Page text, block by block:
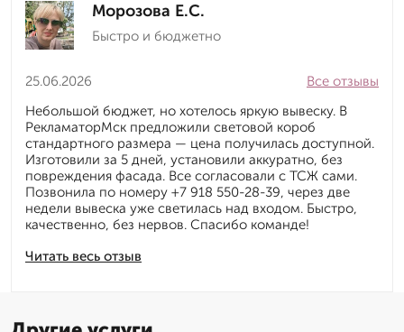
Морозова Е.С.
Быстро и бюджетно
25.06.2026
Читать весь отзыв
Все отзывы
Небольшой бюджет, но хотелось яркую вывеску. В
РекламаторМск предложили световой короб
стандартного размера — цена получилась доступной.
Изготовили за 5 дней, установили аккуратно, без
повреждения фасада. Все согласовали с ТСЖ сами.
Позвонила по номеру +7 918 550-28-39, через две
недели вывеска уже светилась над входом. Быстро,
качественно, без нервов. Спасибо команде!